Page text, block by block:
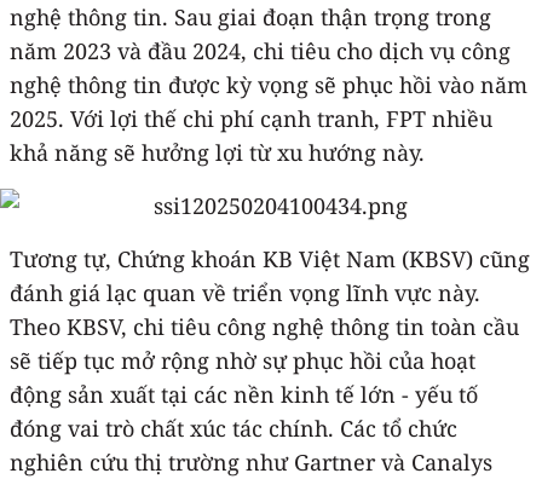
nghệ thông tin. Sau giai đoạn thận trọng trong
năm 2023 và đầu 2024, chi tiêu cho dịch vụ công
nghệ thông tin được kỳ vọng sẽ phục hồi vào năm
2025. Với lợi thế chi phí cạnh tranh, FPT nhiều
khả năng sẽ hưởng lợi từ xu hướng này.
Tương tự, Chứng khoán KB Việt Nam (KBSV) cũng
đánh giá lạc quan về triển vọng lĩnh vực này.
Theo KBSV, chi tiêu công nghệ thông tin toàn cầu
sẽ tiếp tục mở rộng nhờ sự phục hồi của hoạt
động sản xuất tại các nền kinh tế lớn - yếu tố
đóng vai trò chất xúc tác chính. Các tổ chức
nghiên cứu thị trường như Gartner và Canalys